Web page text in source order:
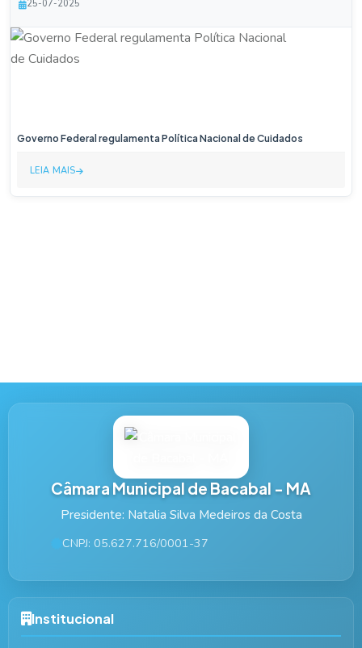
25-07-2025
Governo Federal regulamenta Política Nacional de Cuidados
LEIA MAIS
Câmara Municipal de Bacabal - MA
Presidente: Natalia Silva Medeiros da Costa
CNPJ: 05.627.716/0001-37
Institucional